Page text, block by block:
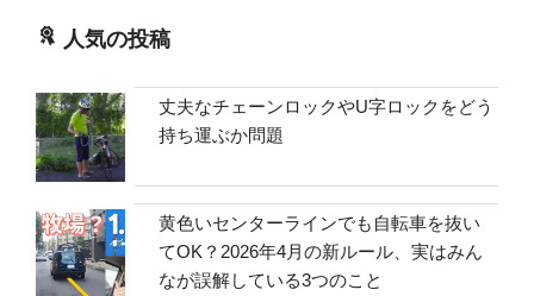
人気の投稿
丈夫なチェーンロックやU字ロックをどう
持ち運ぶか問題
黄色いセンターラインでも自転車を抜い
てOK？2026年4月の新ルール、実はみん
なが誤解している3つのこと